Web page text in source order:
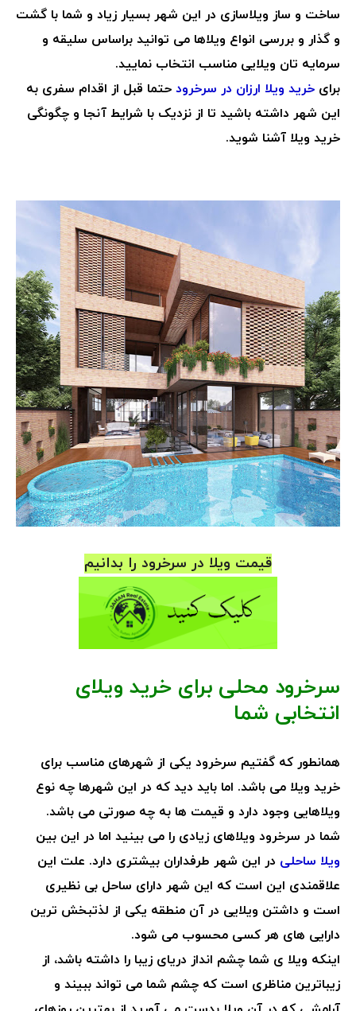
ساخت و ساز ویلاسازی در این شهر بسیار زیاد و شما با گشت
و گذار و بررسی انواع ویلاها می توانید براساس سلیقه و
سرمایه تان ویلایی مناسب انتخاب نمایید.
برای خرید ویلا ارزان در سرخرود حتما قبل از اقدام سفری به
این شهر داشته باشید تا از نزدیک با شرایط آنجا و چگونگی
خرید ویلا آشنا شوید.
قیمت ویلا در سرخرود را بدانیم
سرخرود محلی برای خرید ویلای
انتخابی شما
همانطور که گفتیم سرخرود یکی از شهرهای مناسب برای
خرید ویلا می باشد. اما باید دید که در این شهرها چه نوع
ویلاهایی وجود دارد و قیمت ها به چه صورتی می باشد.
شما در سرخرود ویلاهای زیادی را می بینید اما در این بین
ویلا ساحلی در این شهر طرفداران بیشتری دارد. علت این
علاقمندی این است که این شهر دارای ساحل بی نظیری
است و داشتن ویلایی در آن منطقه یکی از لذتبخش ترین
دارایی های هر کسی محسوب می شود.
اینکه ویلا ی شما چشم انداز دریای زیبا را داشته باشد، از
زیباترین مناظری است که چشم شما می تواند ببیند و